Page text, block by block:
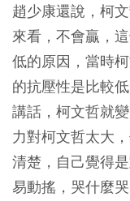
趙少康還說，柯
來看，不會贏，
低的原因，當時
的抗壓性是比較
講話，柯文哲就
力對柯文哲太大
清楚，自己覺得
易動搖，哭什麼